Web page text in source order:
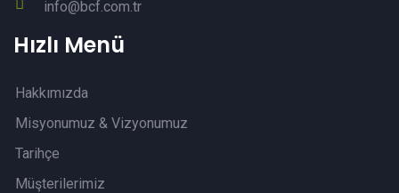
info@bcf.com.tr
Hızlı Menü
Hakkımızda
Misyonumuz & Vizyonumuz
Tarihçe
Müşterilerimiz